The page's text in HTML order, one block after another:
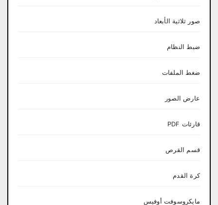
صور ثلاثية الأبعاد
ضبط النظام
ضغط الملفات
عارض الصور
قارئات PDF
قسم القرص
كرة القدم
مايكروسوفت أوفيس